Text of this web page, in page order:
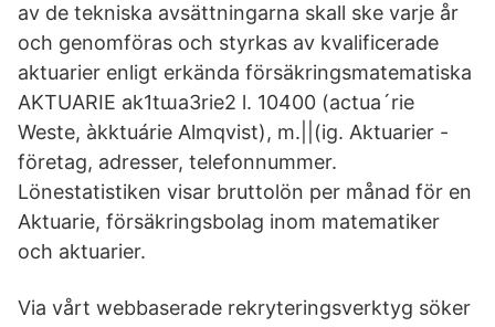
av de tekniska avsättningarna skall ske varje år
och genomföras och styrkas av kvalificerade
aktuarier enligt erkända försäkringsmatematiska
AKTUARIE ak1tɯa3rie2 l. 10400 (actua´rie
Weste, àkktuárie Almqvist), m.||(ig. Aktuarier -
företag, adresser, telefonnummer.
Lönestatistiken visar bruttolön per månad för en
Aktuarie, försäkringsbolag inom matematiker
och aktuarier.
Via vårt webbaserade rekryteringsverktyg söker